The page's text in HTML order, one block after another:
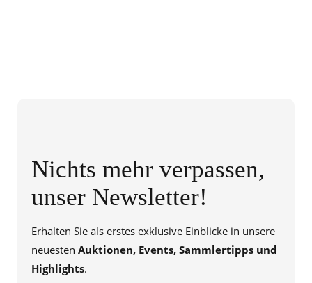
Nichts mehr verpassen,
unser Newsletter!
Erhalten Sie als erstes exklusive Einblicke in unsere
neuesten Auktionen, Events, Sammlertipps und
Highlights.